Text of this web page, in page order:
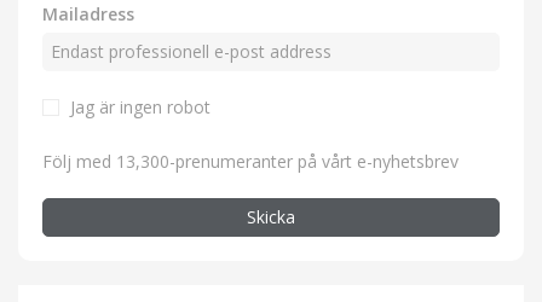
Mailadress
Jag är ingen robot
Följ med 13,300-prenumeranter på vårt e-nyhetsbrev
Skicka